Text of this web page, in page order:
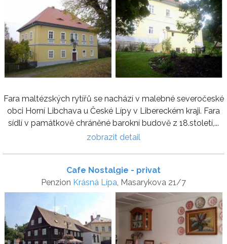
Fara maltézských rytířů se nachází v malebné severočeské
obci Horní Libchava u České Lípy v Libereckém kraji. Fara
sídlí v památkově chráněné barokní budově z 18.století,...
zobrazit detail
Cafe Nostalgie - privat
Penzion Krásná Lípa , Masarykova 21/7